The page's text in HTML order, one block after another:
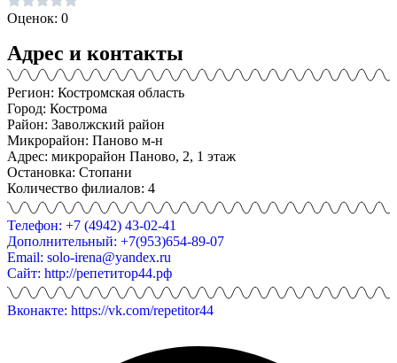
Оценок: 0
Адрес и контакты
Регион: Костромская область
Город: Кострома
Район: Заволжский район
Микрорайон: Паново м-н
Адрес: микрорайон Паново, 2, 1 этаж
Остановка: Стопани
Количество филиалов: 4
Телефон: +7 (4942) 43-02-41
Дополнительный: +7(953)654-89-07
Email: solo-irena@yandex.ru
Сайт: http://репетитор44.рф
Вконакте: https://vk.com/repetitor44